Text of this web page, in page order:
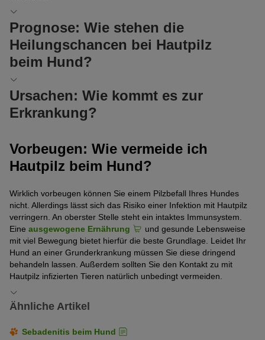
Prognose: Wie stehen die
Heilungschancen bei Hautpilz
beim Hund?
Die gute Nachricht zuerst: Hautpilz beim Hund lässt sich heilen.
Leider sind Pilze aber durchaus hartnäckig und nur eine
konsequente Behandlung und regelmäßige Nachkontrollen
Ursachen: Wie kommt es zur
Erkrankung?
Infektion aus. Beim Hund kommen Microsporum canis,
Microsporum gypseum und Trichophyton mentagrophytes am
häufigsten vor.
Hunde infizieren sich durch den Kontakt zu infizierten Hunden,
Menschen oder auch anderen Tieren wie zum Beispiel Katzen mit
Hautpilz. Dabei dringen die hoch ansteckenden Pilzsporen in die
Haut des Hundes ein und vermehren sich dort rasant. Dieses
Pilzwachstum löst die typischen Hautveränderungen aus.
Zudem bilden die Pilze wiederum neue Sporen. Diese finden sich
nicht nur auf dem infizierten Hund sondern auch in dessen
die gesamte Familie ausbreiten.
immungeschwächten Tieren. Auch ein
Vorbeugen: Wie vermeide ich
Hautpilz beim Hund?
Wirklich vorbeugen können Sie einem Pilzbefall Ihres Hundes
nicht. Allerdings lässt sich das Risiko einer Infektion mit Hautpilz
verringern. An oberster Stelle steht ein intaktes Immunsystem.
Eine ausgewogene Ernährung
und gesunde Lebensweise
mit viel Bewegung bietet hierfür die beste Grundlage. Leidet Ihr
Hund an einer Grunderkrankung müssen Sie diese dringend
behandeln lassen. Außerdem sollten Sie den Kontakt zu mit
Hautpilz infizierten Tieren natürlich unbedingt vermeiden.
Ähnliche Artikel
Sebadenitis beim Hund